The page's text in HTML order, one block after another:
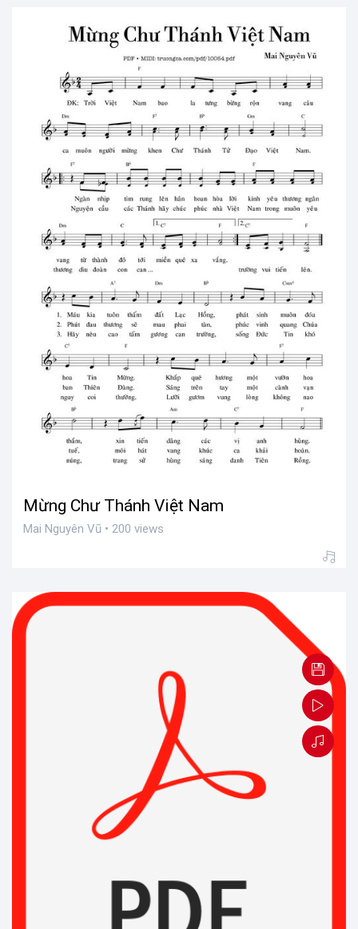
Mừng Chư Thánh Việt Nam
Mai Nguyên Vũ • 200 views